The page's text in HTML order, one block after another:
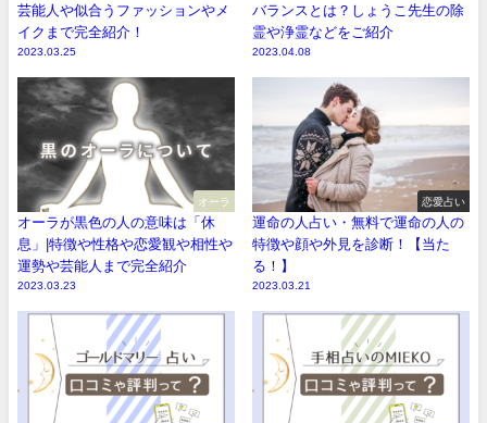
芸能人や似合うファッションやメ
イクまで完全紹介！
2023.03.25
バランスとは？しょうこ先生の除
霊や浄霊などをご紹介
2023.04.08
オーラ
オーラが黒色の人の意味は「休
息」|特徴や性格や恋愛観や相性や
運勢や芸能人まで完全紹介
2023.03.23
恋愛占い
運命の人占い・無料で運命の人の
特徴や顔や外見を診断！【当た
る！】
2023.03.21